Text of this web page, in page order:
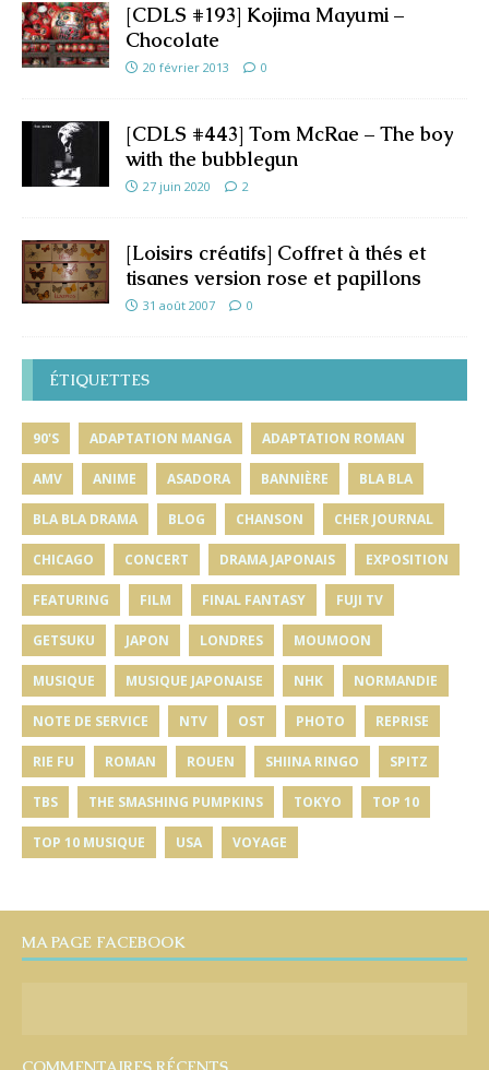
[CDLS #193] Kojima Mayumi –
Chocolate
20 février 2013 0
[CDLS #443] Tom McRae – The boy
with the bubblegun
27 juin 2020 2
[Loisirs créatifs] Coffret à thés et
tisanes version rose et papillons
31 août 2007 0
ÉTIQUETTES
90'S ADAPTATION MANGA ADAPTATION ROMAN
AMV ANIME ASADORA BANNIÈRE BLA BLA
BLA BLA DRAMA BLOG CHANSON CHER JOURNAL
CHICAGO CONCERT DRAMA JAPONAIS EXPOSITION
FEATURING FILM FINAL FANTASY FUJI TV
GETSUKU JAPON LONDRES MOUMOON
MUSIQUE MUSIQUE JAPONAISE NHK NORMANDIE
NOTE DE SERVICE NTV OST PHOTO REPRISE
RIE FU ROMAN ROUEN SHIINA RINGO SPITZ
TBS THE SMASHING PUMPKINS TOKYO TOP 10
TOP 10 MUSIQUE USA VOYAGE
MA PAGE FACEBOOK